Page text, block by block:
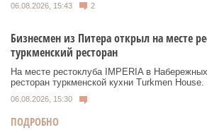
06.08.2026, 15:43 2
Бизнесмен из Питера открыл на месте
туркменский ресторан
На месте рестоклуба IMPERIA в
ресторан туркменской кухни Turkmen House.
06.08.2026, 15:30
ПОДРОБНО